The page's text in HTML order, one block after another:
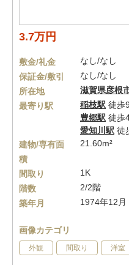
3.7万円
敷金/礼金
なし/なし
保証金/敷引
なし/なし
所在地
滋賀県彦根
最寄り駅
稲枝駅 徒歩
豊郷駅 徒歩
愛知川駅 徒
建物/専有面
積
21.60m²
間取り
1K
階数
2/2階
築年月
1974年12月
画像カテゴリ
外観 間取り 洋室